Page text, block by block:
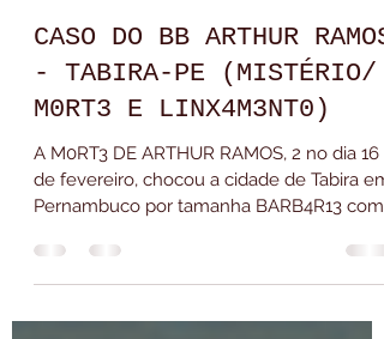
Joici Rodrigues - Ler Até Amanhecer
3 de mar. de 2025
1 min de leitura
CASO DO BB ARTHUR RAMOS
- TABIRA-PE (MISTÉRIO/
M0RT3 E LINX4M3NT0)
A M0RT3 DE ARTHUR RAMOS, 2 no dia 16
Pernambuco por tamanha BARB4R13 com
um BB de 2 AN0S DE IDADE